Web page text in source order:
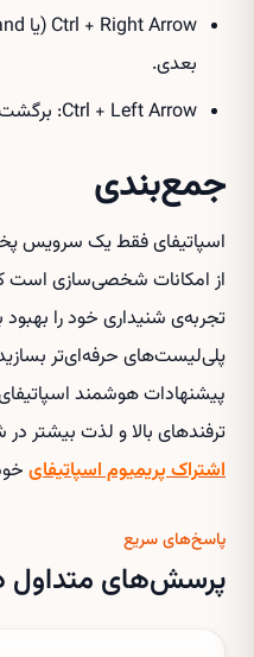
بعدی.
Ctrl + Left Arrow: برگشت به آهنگ قبلی.
جمع‌بندی
اسپاتیفای فقط یک سرویس
از امکانات شخصی‌سازی است که
تجربه‌ی شنیداری خود را بهبود
پلی‌لیست‌های حرفه‌ای‌تر
پیشنهادات هوشمند اسپاتیفای
ترفند‌های بالا و لذت بیشتر
اشتراک پریمیوم اسپاتیفای
پاسخ‌های سریع
پرسش‌های متداول